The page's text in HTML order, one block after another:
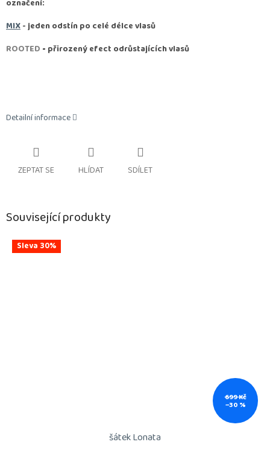
označení:
MIX- jeden odstín po celé délce vlasů
ROOTED - přirozený efect odrůstajících vlasů
Detailní informace
ZEPTAT SE HLÍDAT SDÍLET
Související produkty
Sleva 30%
699 Kč
–30 %
šátek Lonata